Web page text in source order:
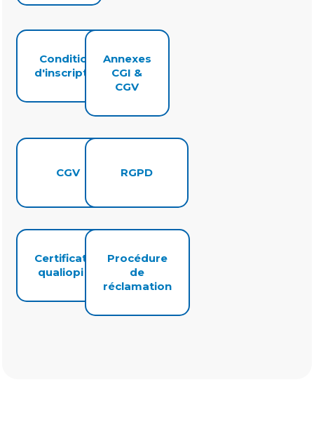
Conditions
d'inscription
Annexes
CGI &
CGV
CGV RGPD
Certificat
qualiopi
Procédure
de
réclamation